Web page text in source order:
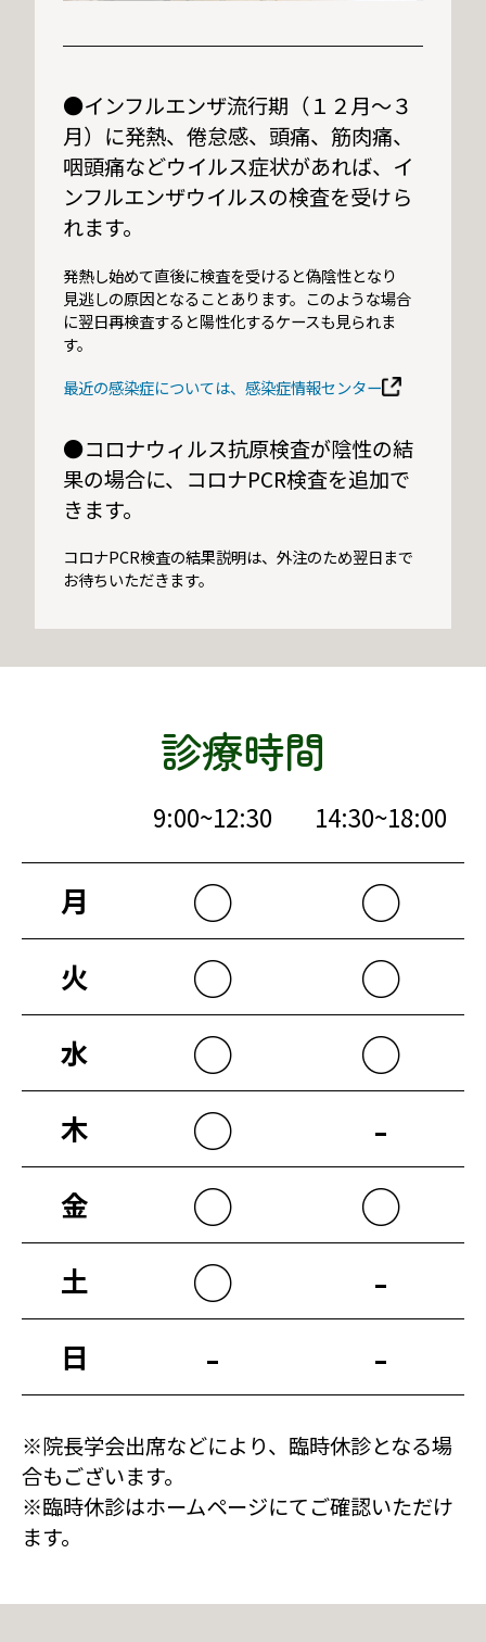
●インフルエンザ流行期（１２月～３
月）に発熱、倦怠感、頭痛、筋肉痛、
咽頭痛などウイルス症状があれば、イ
ンフルエンザウイルスの検査を受けら
れます。
発熱し始めて直後に検査を受けると偽陰性となり
見逃しの原因となることあります。このような場合
に翌日再検査すると陽性化するケースも見られま
す。
最近の感染症については、感染症情報センター
●コロナウィルス抗原検査が陰性の結
果の場合に、コロナPCR検査を追加で
きます。
コロナPCR検査の結果説明は、外注のため翌日まで
お待ちいただきます。
診療時間
9:00~12:30 14:30~18:00
月 ○ ○
火 ○ ○
水 ○ ○
木 ○ -
金 ○ ○
土 ○ -
日 - -
※院長学会出席などにより、臨時休診となる場
合もございます。
※臨時休診はホームページにてご確認いただけ
ます。